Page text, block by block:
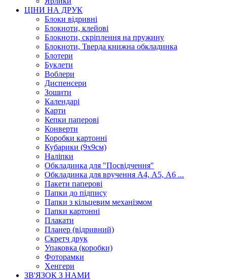
ЦІНИ НА ДРУК
Блоки відривні
Блокноти, клейові
Блокноти, скріплення на пружину
Блокноти, Тверда книжна обкладинка
Блотери
Буклети
Воблери
Диспенсери
Зошити
Календарі
Карти
Кепки паперові
Конверти
Коробки картонні
Кубарики (9х9см)
Наліпки
Обкладинка для "Посвідчення"
Обкладинка для вручення А4, А5, А6 ...
Пакети паперові
Папки до підпису
Папки з кільцевим механізмом
Папки картонні
Плакати
Планер (відривний)
Скретч друк
Упаковка (коробки)
Фоторамки
Хенгери
ЗВ'ЯЗОК З НАМИ